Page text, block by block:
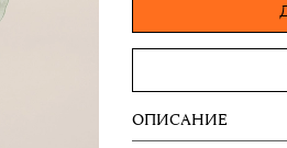
ОПИСАНИЕ